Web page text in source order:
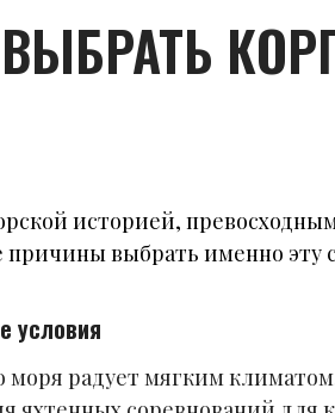
историей,
причины выбрать именно
условия
радует мягким